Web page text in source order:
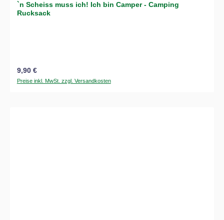
`n Scheiss muss ich! Ich bin Camper - Camping
Rucksack
Regulärer Preis:
9,90 €
Preise inkl. MwSt. zzgl. Versandkosten